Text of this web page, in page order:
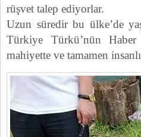
rüşvet talep ediyorlar.
Uzun süredir bu ülke’de
Türkiye Türkü’nün Haber
mahiyette ve tamamen